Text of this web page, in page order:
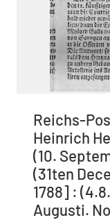
Reichs-
Heinrich
(10.
(31ten
1788] :
Augusti.